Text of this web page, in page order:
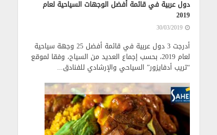
دول عربية في قائمة أفضل الوجهات السياحية لعام
2019
30/03/2019
أدرجت 3 دول عربية في قائمة أفضل 25 وجهة سياحية
لعام 2019، بحسب إجماع العديد من السياح، وفقا لموقع
“تريب أدفايزور” السياحي والإرشادي للفنادق...